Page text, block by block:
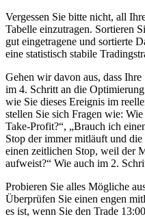
Vergessen Sie bitte nicht, all
Tabelle einzutragen. Sortieren
gut eingetragene und sortierte
eine statistisch stabile
Gehen wir davon aus, dass
im 4. Schritt an die
wie Sie dieses Ereignis im
stellen Sie sich Fragen wie:
Take-Profit?“, „Brauch ich
Stop der immer mitläuft und
einen zeitlichen Stop, weil der
aufweist?“ Wie auch im 2.
Probieren Sie alles Mögliche
Überprüfen Sie einen engen
es ist, wenn Sie den Trade